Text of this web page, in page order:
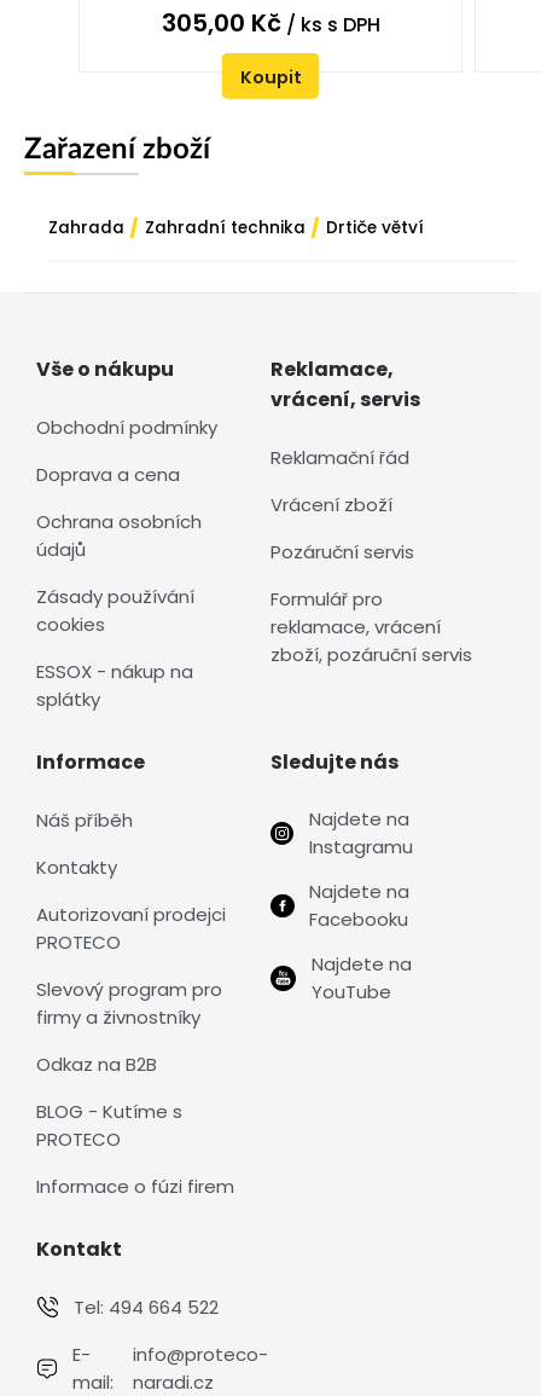
305,00 Kč/ ks s DPH
Koupit
Zařazení zboží
Zahrada / Zahradní technika / Drtiče větví
Vše o nákupu
Obchodní podmínky
Doprava a cena
Ochrana osobních
údajů
Zásady používání
cookies
ESSOX - nákup na
splátky
Reklamace,
vrácení, servis
Reklamační řád
Vrácení zboží
Pozáruční servis
Formulář pro
reklamace, vrácení
zboží, pozáruční servis
Informace
Náš příběh
Kontakty
Autorizovaní prodejci
PROTECO
Slevový program pro
firmy a živnostníky
Odkaz na B2B
BLOG - Kutíme s
PROTECO
Informace o fúzi firem
Sledujte nás
Najdete na
Instagramu
Najdete na
Facebooku
Najdete na
YouTube
Kontakt
Tel: 494 664 522
E-
mail:
info@proteco-
naradi.cz